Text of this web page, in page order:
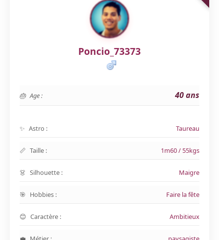
Poncio_73373
Age : 40 ans
Astro : Taureau
Taille : 1m60 / 55kgs
Silhouette : Maigre
Hobbies : Faire la fête
Caractère : Ambitieux